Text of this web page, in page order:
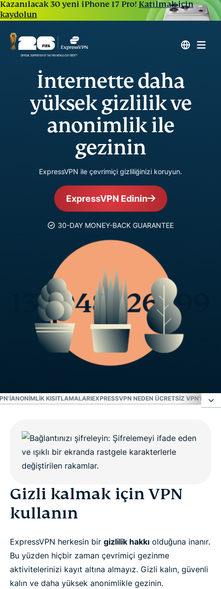
Kazanılacak 30 yeni iPhone 17 Pro! Katılmak için
kaydolun
İnternette daha
yüksek gizlilik ve
anonimlik ile
gezinin
ExpressVPN ile çevrimiçi gizliliğinizi koruyun.
ExpressVPN Edinin
30-DAY MONEY-BACK GUARANTEE
ANONIMLIK KISITLAMALARIEXPRESSVPN NEDEN ÜCRETSIZ VPN'DEN
VPN gizliliğinizi nasıl korur?
ExpressVPN: En iyi gizlilik VPN'i
Anonimlik kısıtlamaları
ExpressVPN neden ücretsiz VPN'den daha iyidir
Sıkça sorulan sorular
Gizli kalmak için VPN
kullanın
ExpressVPN herkesin bir gizlilik hakkı olduğuna inanır.
Bu yüzden hiçbir zaman çevrimiçi gezinme
aktivitelerinizi kayıt altına almayız. Gizli kalın, güvenli
kalın ve daha yüksek anonimlikle gezinin.